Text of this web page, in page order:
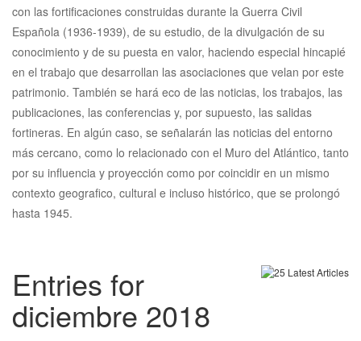
con las fortificaciones construidas durante la Guerra Civil
Española (1936-1939), de su estudio, de la divulgación de su
conocimiento y de su puesta en valor, haciendo especial hincapié
en el trabajo que desarrollan las asociaciones que velan por este
patrimonio. También se hará eco de las noticias, los trabajos, las
publicaciones, las conferencias y, por supuesto, las salidas
fortineras. En algún caso, se señalarán las noticias del entorno
más cercano, como lo relacionado con el Muro del Atlántico, tanto
por su influencia y proyección como por coincidir en un mismo
contexto geografico, cultural e incluso histórico, que se prolongó
hasta 1945.
Entries for
diciembre 2018